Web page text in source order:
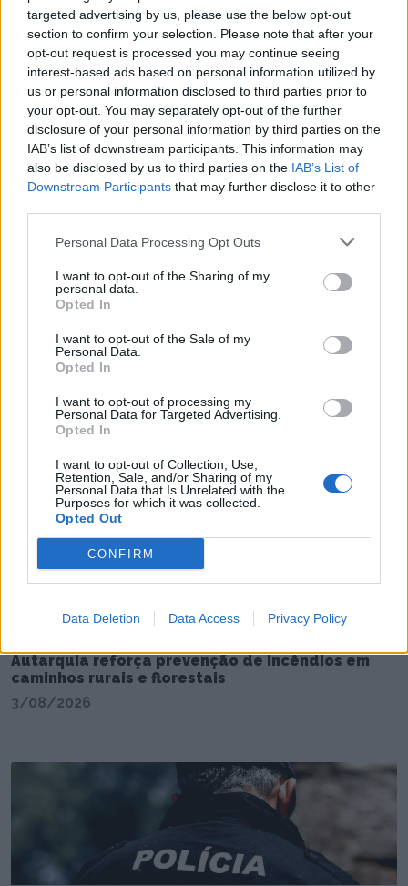
targeted advertising by us, please use the below opt-out
section to confirm your selection. Please note that after your
opt-out request is processed you may continue seeing
interest-based ads based on personal information utilized by
us or personal information disclosed to third parties prior to
your opt-out. You may separately opt-out of the further
disclosure of your personal information by third parties on the
IAB’s list of downstream participants. This information may
also be disclosed by us to third parties on the IAB’s List of
Downstream Participants that may further disclose it to other
Personal Data Processing Opt Outs
I want to opt-out of the Sharing of my
personal data.
Opted In
I want to opt-out of the Sale of my
Personal Data.
Opted In
I want to opt-out of processing my
Personal Data for Targeted Advertising.
Opted In
I want to opt-out of Collection, Use,
Retention, Sale, and/or Sharing of my
Personal Data that Is Unrelated with the
Purposes for which it was collected.
Opted Out
CONFIRM
Data Deletion Data Access Privacy Policy
Radares de Velocidade | Aveiro | agosto 2026
5/08/2026
Treinadores UEFA B e C
4/08/2026
Autarquia reforça prevenção de incêndios em
caminhos rurais e florestais
3/08/2026